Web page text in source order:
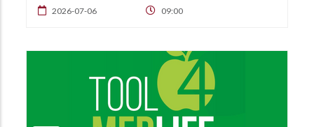
2026-07-06 09:00